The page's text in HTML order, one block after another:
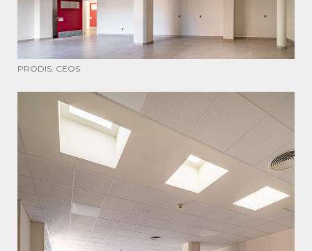
PRODIS. CEOS